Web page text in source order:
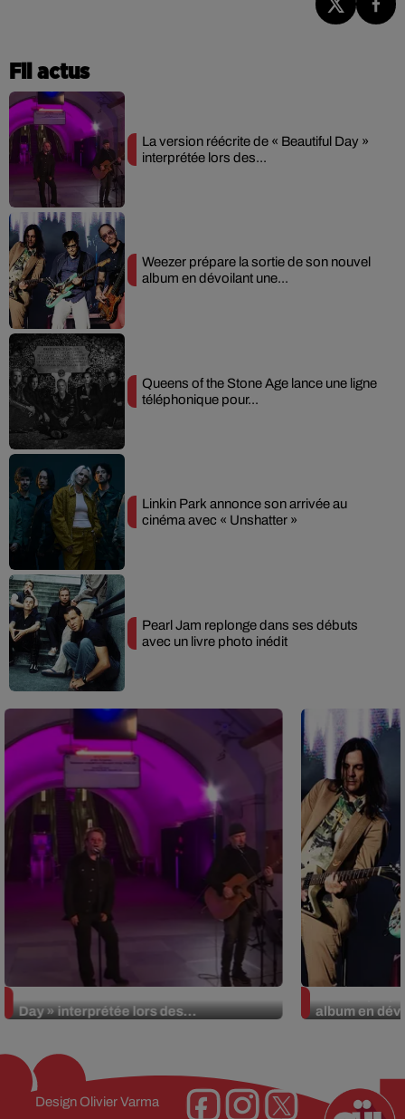
Fil actus
La version réécrite de « Beautiful Day »
interprétée lors des...
Weezer prépare la sortie de son nouvel
album en dévoilant une...
Queens of the Stone Age lance une ligne
téléphonique pour...
Linkin Park annonce son arrivée au
cinéma avec « Unshatter »
Pearl Jam replonge dans ses débuts
avec un livre photo inédit
Day » interprétée lors des...
album en
Design Olivier Varma